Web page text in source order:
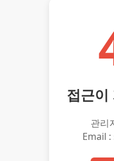
접근이
관리
Email